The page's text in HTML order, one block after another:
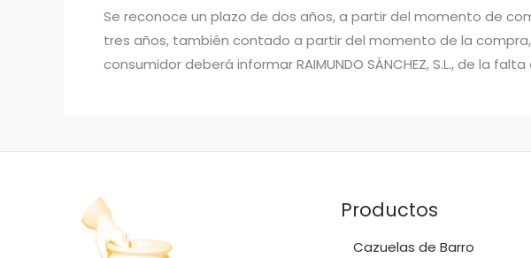
Se reconoce un plazo de dos años, a partir del momento de
tres años, también contado a partir del momento de la
consumidor deberá informar RAIMUNDO SÁNCHEZ, S.L., de la
Productos
Cazuelas de Barro